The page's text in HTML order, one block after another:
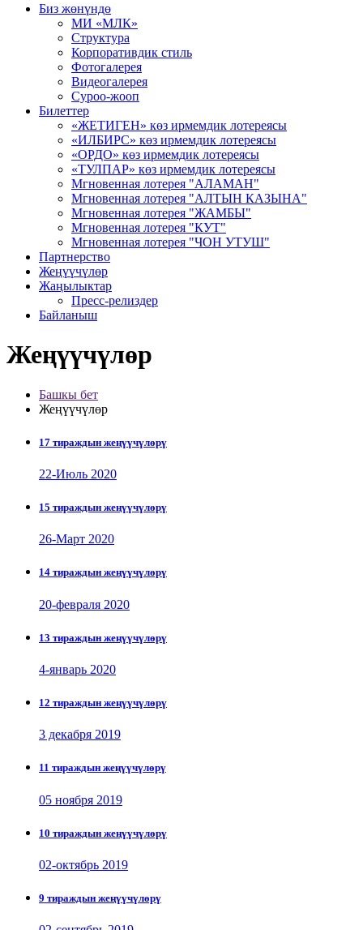
Биз жөнүндө
МИ «МЛК»
Структура
Корпоративдик стиль
Фотогалерея
Видеогалерея
Суроо-жооп
Билеттер
«ЖЕТИГЕН» көз ирмемдик лотереясы
«ИЛБИРС» көз ирмемдик лотереясы
«ОРДО» көз ирмемдик лотереясы
«ТУЛПАР» көз ирмемдик лотереясы
Мгновенная лотерея "АЛАМАН"
Мгновенная лотерея "АЛТЫН КАЗЫНА"
Мгновенная лотерея "ЖАМБЫ"
Мгновенная лотерея "КУТ"
Мгновенная лотерея "ЧОН УТУШ"
Партнерство
Жеңүүчүлөр
Жаңылыктар
Пресс-релиздер
Байланыш
Жеңүүчүлөр
Башкы бет
Жеңүүчүлөр
17 тираждын жеңүүчүлөрү
22-Июль 2020
15 тираждын жеңүүчүлөрү
26-Март 2020
14 тираждын жеңүүчүлөрү
20-февраля 2020
13 тираждын жеңүүчүлөрү
4-январь 2020
12 тираждын жеңүүчүлөрү
3 декабря 2019
11 тираждын жеңүүчүлөрү
05 ноября 2019
10 тираждын жеңүүчүлөрү
02-октябрь 2019
9 тираждын жеңүүчүлөрү